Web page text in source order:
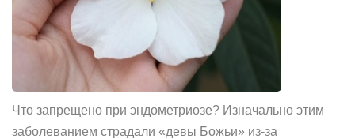
Что запрещено при эндометриозе? Изначально этим
заболеванием страдали «девы Божьи» из-за